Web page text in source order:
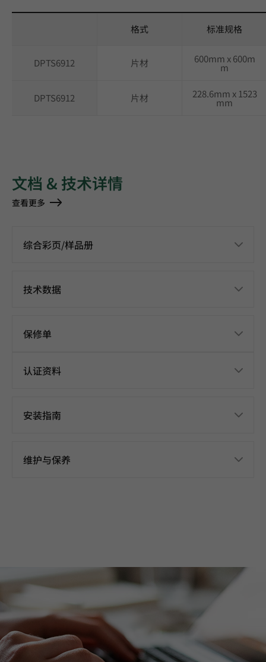
格式 标准规格
DPTS6912 片材 600mm x 600m
m
DPTS6912 片材 228.6mm x 1523
mm
文档 & 技术详情
查看更多
综合彩页/样品册
技术数据
保修单
认证资料
安装指南
维护与保养